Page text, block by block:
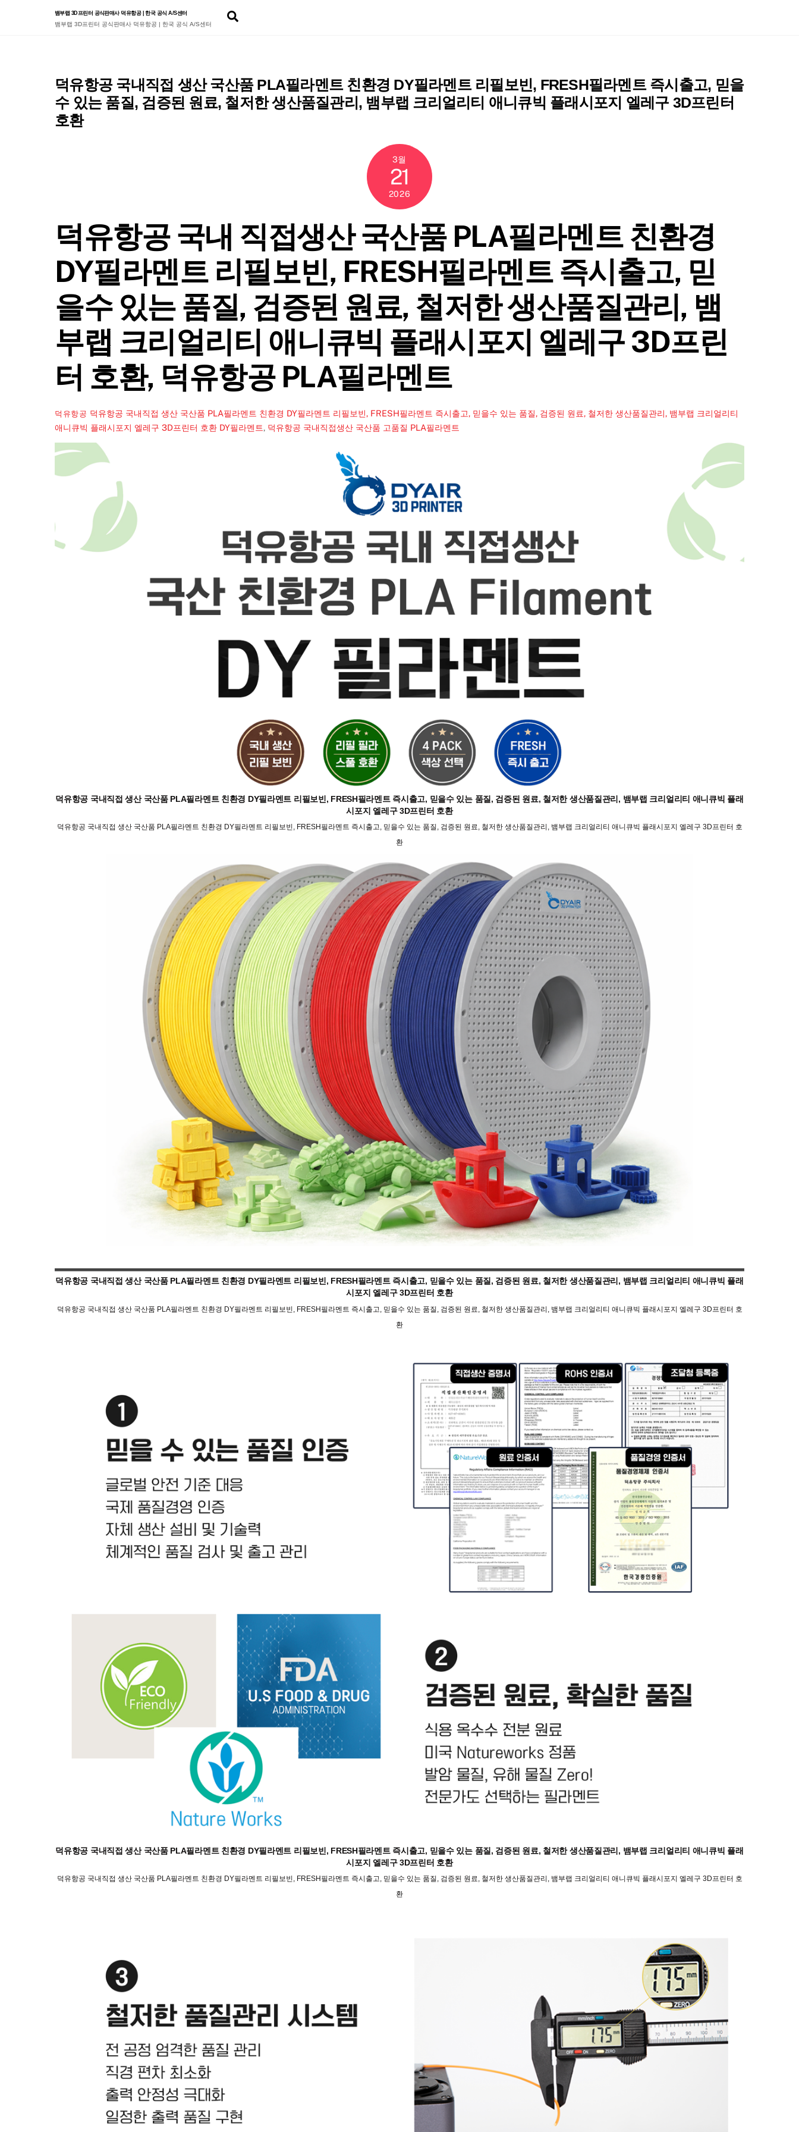
뱀부랩 3D프린터 공식판매사 덕유항공 | 한국 공식 A/S센터
뱀부랩 3D프린터 공식판매사 덕유항공 | 한국 공식 A/S센터
덕유항공 국내직접 생산 국산품 PLA필라멘트 친환경 DY필라멘트 리필보빈, FRESH필라멘트 즉시출고, 믿을
수 있는 품질, 검증된 원료, 철저한 생산품질관리, 뱀부랩 크리얼리티 애니큐빅 플래시포지 엘레구 3D프린터
호환
3월
21
2026
덕유항공 국내 직접생산 국산품 PLA필라멘트 친환경
DY필라멘트 리필보빈, FRESH필라멘트 즉시출고, 믿
을수 있는 품질, 검증된 원료, 철저한 생산품질관리, 뱀
부랩 크리얼리티 애니큐빅 플래시포지 엘레구 3D프린
터 호환, 덕유항공 PLA필라멘트
덕유항공 덕유항공 국내직접 생산 국산품 PLA필라멘트 친환경 DY필라멘트 리필보빈, FRESH필라멘트 즉시출고, 믿을수 있는 품질, 검증된 원료, 철저한 생산품질관리, 뱀부랩 크리얼리티
애니큐빅 플래시포지 엘레구 3D프린터 호환 DY필라멘트, 덕유항공 국내직접생산 국산품 고품질 PLA필라멘트
덕유항공 국내직접 생산 국산품 PLA필라멘트 친환경 DY필라멘트 리필보빈, FRESH필라멘트 즉시출고, 믿을수 있는 품질, 검증된 원료, 철저한 생산품질관리, 뱀부랩 크리얼리티 애니큐빅 플래
시포지 엘레구 3D프린터 호환
덕유항공 국내직접 생산 국산품 PLA필라멘트 친환경 DY필라멘트 리필보빈, FRESH필라멘트 즉시출고, 믿을수 있는 품질, 검증된 원료, 철저한 생산품질관리, 뱀부랩 크리얼리티 애니큐빅 플래시포지 엘레구 3D프린터 호
환
덕유항공 국내직접 생산 국산품 PLA필라멘트 친환경 DY필라멘트 리필보빈, FRESH필라멘트 즉시출고, 믿을수 있는 품질, 검증된 원료, 철저한 생산품질관리, 뱀부랩 크리얼리티 애니큐빅 플래
시포지 엘레구 3D프린터 호환
덕유항공 국내직접 생산 국산품 PLA필라멘트 친환경 DY필라멘트 리필보빈, FRESH필라멘트 즉시출고, 믿을수 있는 품질, 검증된 원료, 철저한 생산품질관리, 뱀부랩 크리얼리티 애니큐빅 플래시포지 엘레구 3D프린터 호
환
덕유항공 국내직접 생산 국산품 PLA필라멘트 친환경 DY필라멘트 리필보빈, FRESH필라멘트 즉시출고, 믿을수 있는 품질, 검증된 원료, 철저한 생산품질관리, 뱀부랩 크리얼리티 애니큐빅 플래
시포지 엘레구 3D프린터 호환
덕유항공 국내직접 생산 국산품 PLA필라멘트 친환경 DY필라멘트 리필보빈, FRESH필라멘트 즉시출고, 믿을수 있는 품질, 검증된 원료, 철저한 생산품질관리, 뱀부랩 크리얼리티 애니큐빅 플래시포지 엘레구 3D프린터 호
환